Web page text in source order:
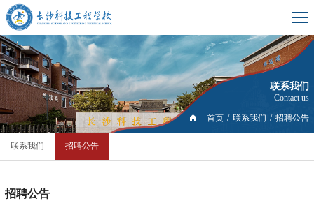
联系我们
Contact us
首页 / 联系我们 / 招聘公告
联系我们 招聘公告
招聘公告